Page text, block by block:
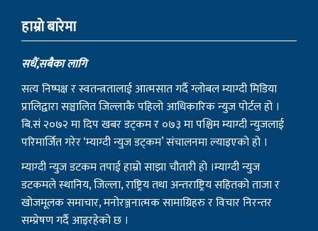
हाम्राे बारेमा
सधैं,सबैका लागि
सत्य निष्पक्ष र स्वतन्त्रतालाई आत्मसात गर्दै ग्लोबल म्याग्दी मिडिया
प्रालिद्वारा सञ्चालित जिल्लाकै पहिलो आधिकारिक न्युज पोर्टल हो ।
बि.सं २०७२ मा दिप खबर डट्कम र ०७३ मा पश्चिम म्याग्दी न्युजलाई
परिमार्जित गरेर ‘म्याग्दी न्युज डट्कम’ संचालनमा ल्याइएको हो ।
म्याग्दी न्युज डटकम तपाई हाम्रो साझा चौतारी हो ।म्याग्दी न्युज
डटकमले स्थानिय, जिल्ला, राष्ट्रिय तथा अन्तराष्ट्रिय सहितको ताजा र
खोजमूलक समाचार, मनोरञ्जनात्मक सामाग्रिहरु र विचार निरन्तर
सम्प्रेषण गर्दै आइरहेको छ ।